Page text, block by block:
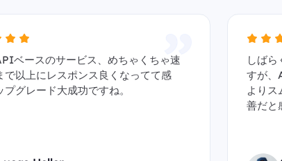
ベースのサービス、めちゃくちゃ速
で以上にレスポンス良くなってて感
プグレード大成功ですね。
しば
すが、
よりス
善だと